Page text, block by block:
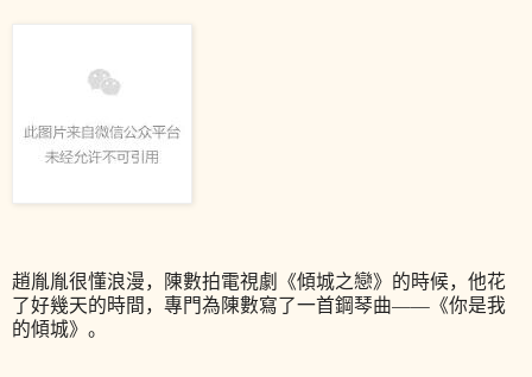
趙胤胤很懂浪漫，陳數拍電視劇《傾城之戀》的時候，他花
了好幾天的時間，專門為陳數寫了一首鋼琴曲——《你是我
的傾城》。